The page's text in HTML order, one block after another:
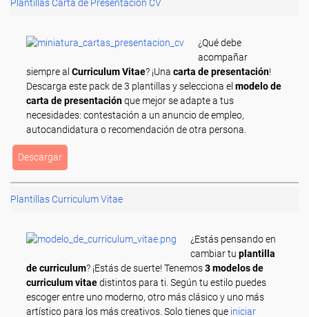
Plantillas Carta de Presentación CV
¿Qué debe
acompañar
siempre al Curriculum Vitae? ¡Una carta de presentación!
Descarga este pack de 3 plantillas y selecciona el modelo de
carta de presentaciónque mejor se adapte a tus
necesidades: contestación a un anuncio de empleo,
autocandidatura o recomendación de otra persona.
Descargar
Plantillas Curriculum Vitae
¿Estás pensando en
cambiar tu plantilla
de curriculum? ¡Estás de suerte! Tenemos3modelos de
curriculum vitaedistintos para ti. Según tu estilo puedes
escoger entre uno moderno, otro más clásico y uno más
artístico para los más creativos. Solo tienes que iniciar